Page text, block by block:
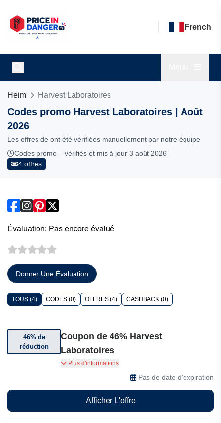
French
Heim Harvest Laboratoires
Codes promo Harvest Laboratoires | Août
2026
Les offres de ont été vérifiées manuellement par notre équipe
Codes promo – vérifiés et mis à jour 3 août 2026
4 offres
Évaluation: Pas encore évalué
Donner Une Évaluation
TOUS (4) CODES (0) OFFRES (4) CASHBACK (0)
46% de
réduction
Coupon de 46% Harvest
Laboratoires
Obtenez 46% de réduction sur l'huile de CBD de
Plus d'informations
Pas de date d'expiration
Afficher L'offre